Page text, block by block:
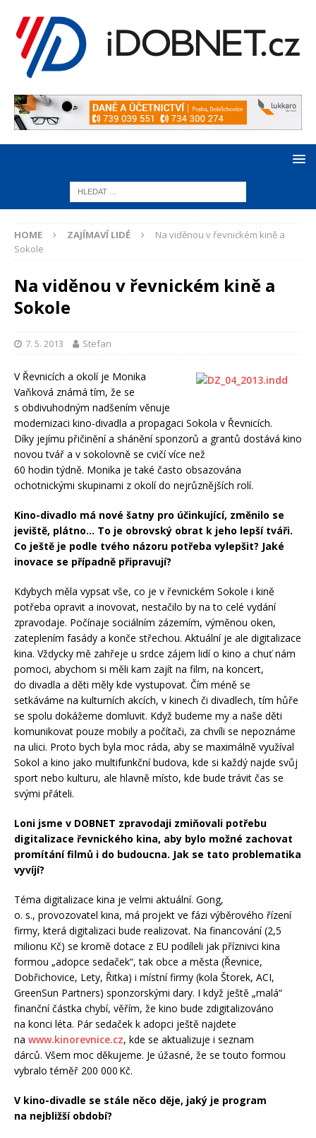
HOME ZAJÍMAVÍ LIDÉ
Na viděnou v řevnickém kině a
Sokole
Na viděnou v řevnickém kině a
Sokole
7. 5. 2013 Stefan
V Řevnicích a okolí je Monika
Vaňková známá tím, že se
s obdivuhodným nadšením věnuje
modernizaci kino-divadla a propagaci Sokola v Řevnicích.
Díky jejímu přičinění a shánění sponzorů a grantů dostává kino
novou tvář a v sokolovně se cvičí více než
60 hodin týdně. Monika je také často obsazována
ochotnickými skupinami z okolí do nejrůznějších rolí.
Kino-divadlo má nové šatny pro účinkující, změnilo se
jeviště, plátno… To je obrovský obrat k jeho lepší tváři.
Co ještě je podle tvého názoru potřeba vylepšit? Jaké
inovace se případně připravují?
Kdybych měla vypsat vše, co je v řevnickém Sokole i kině
potřeba opravit a inovovat, nestačilo by na to celé vydání
zpravodaje. Počínaje sociálním zázemím, výměnou oken,
zateplením fasády a konče střechou. Aktuální je ale digitalizace
kina. Vždycky mě zahřeje u srdce zájem lidí o kino a chuť nám
pomoci, abychom si měli kam zajít na film, na koncert,
do divadla a děti měly kde vystupovat. Čím méně se
setkáváme na kulturních akcích, v kinech či divadlech, tím hůře
se spolu dokážeme domluvit. Když budeme my a naše děti
komunikovat pouze mobily a počítači, za chvíli se nepoznáme
na ulici. Proto bych byla moc ráda, aby se maximálně využíval
Sokol a kino jako multifunkční budova, kde si každý najde svůj
sport nebo kulturu, ale hlavně místo, kde bude trávit čas se
svými přáteli.
Loni jsme v DOBNET zpravodaji zmiňovali potřebu
digitalizace řevnického kina, aby bylo možné zachovat
promítání filmů i do budoucna. Jak se tato problematika
vyvíjí?
Téma digitalizace kina je velmi aktuální. Gong,
o. s., provozovatel kina, má projekt ve fázi výběrového řízení
firmy, která digitalizaci bude realizovat. Na financování (2,5
milionu Kč) se kromě dotace z EU podíleli jak příznivci kina
formou „adopce sedaček“, tak obce a města (Řevnice,
Dobřichovice, Lety, Řitka) i místní firmy (kola Štorek, ACI,
GreenSun Partners) sponzorskými dary. I když ještě „malá“
finanční částka chybí, věřím, že kino bude zdigitalizováno
na konci léta. Pár sedaček k adopci ještě najdete
na www.kinorevnice.cz, kde se aktualizuje i seznam
dárců. Všem moc děkujeme. Je úžasné, že se touto formou
vybralo téměř 200 000 Kč.
V kino-divadle se stále něco děje, jaký je program
na nejbližší období?